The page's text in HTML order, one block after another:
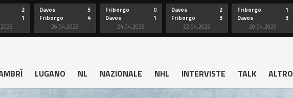
2
1
Davos
Friborgo
5
4
26.04.2026
Friborgo
Davos
0
1
24.04.2026
Davos
Friborgo
2
3
22.04.2026
Friborgo
Davos
1
3
20.04.2026
LUGANO NL NAZIONALE NHL INTERVISTE TALK ALTRO